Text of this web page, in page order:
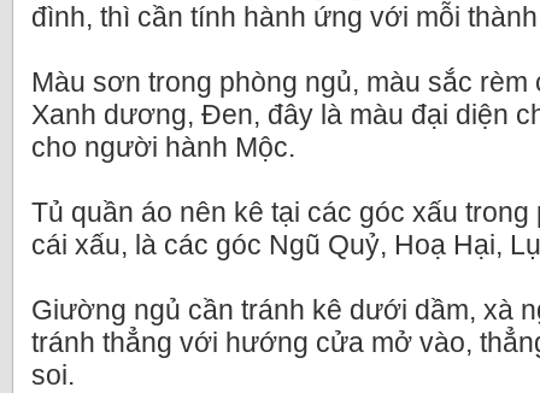
đình, thì cần tính hành ứng với mỗi
Màu sơn trong phòng ngủ, màu sắc
Xanh dương, Đen, đây là màu đại diện
cho người hành Mộc.
Tủ quần áo nên kê tại các góc xấu
cái xấu, là các góc Ngũ Quỷ, Hoạ Hại,
Giường ngủ cần tránh kê dưới dầm, xà
tránh thẳng với hướng cửa mở vào,
soi.